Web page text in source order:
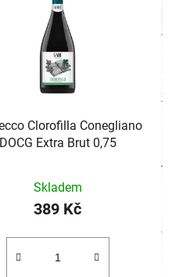
Clorofilla Conegliano
DOCG Extra Brut 0,75
Skladem
389 Kč